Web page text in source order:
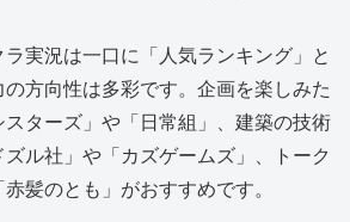
実況は一口に「人気ランキング」と
方向性は多彩です。企画を楽しみた
ターズ」や「日常組」、建築の技術
ル社」や「カズゲームズ」、トーク
髪のとも」がおすすめです。